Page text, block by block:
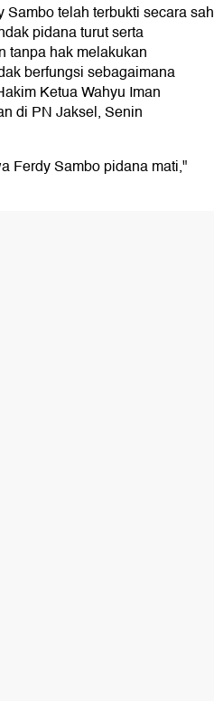
telah terbukti secara sah
pidana turut serta
tanpa hak melakukan
berfungsi sebagaimana
Ketua Wahyu Iman
di PN Jaksel, Senin
Ferdy Sambo pidana mati,"